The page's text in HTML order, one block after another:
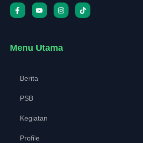
Menu Utama
Berita
PSB
Kegiatan
Profile